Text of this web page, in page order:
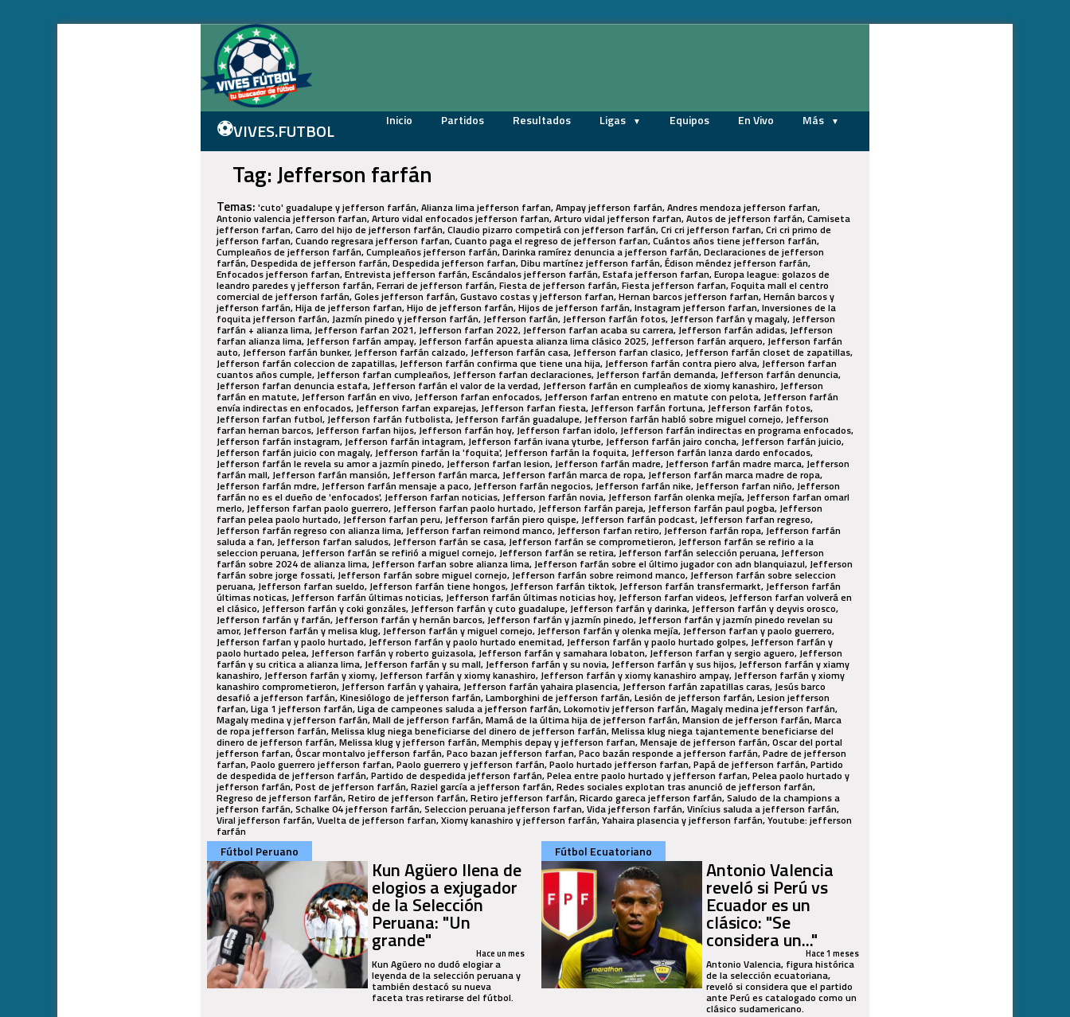
⚽VIVES.FUTBOL Inicio Partidos Resultados Ligas Equipos En Vivo Más
Tag: Jefferson farfán
Temas: 'cuto' guadalupe y jefferson farfán, Alianza lima jefferson farfan, Ampay jefferson farfán, Andres mendoza jefferson farfan,
Antonio valencia jefferson farfan, Arturo vidal enfocados jefferson farfan, Arturo vidal jefferson farfan, Autos de jefferson farfán, Camiseta
jefferson farfan, Carro del hijo de jefferson farfán, Claudio pizarro competirá con jefferson farfán, Cri cri jefferson farfan, Cri cri primo de
jefferson farfan, Cuando regresara jefferson farfan, Cuanto paga el regreso de jefferson farfan, Cuántos años tiene jefferson farfán,
Cumpleaños de jefferson farfán, Cumpleaños jefferson farfán, Darinka ramírez denuncia a jefferson farfán, Declaraciones de jefferson
farfán, Despedida de jefferson farfán, Despedida jefferson farfan, Dibu martínez jefferson farfán, Édison méndez jefferson farfán,
Enfocados jefferson farfan, Entrevista jefferson farfán, Escándalos jefferson farfán, Estafa jefferson farfan, Europa league: golazos de
leandro paredes y jefferson farfán, Ferrari de jefferson farfán, Fiesta de jefferson farfán, Fiesta jefferson farfan, Foquita mall el centro
comercial de jefferson farfán, Goles jefferson farfán, Gustavo costas y jefferson farfan, Hernan barcos jefferson farfan, Hernán barcos y
jefferson farfán, Hija de jefferson farfan, Hijo de jefferson farfán, Hijos de jefferson farfán, Instagram jefferson farfan, Inversiones de la
foquita jefferson farfán, Jazmín pinedo y jefferson farfán, Jefferson farfán, Jefferson farfán fotos, Jefferson farfán y magaly, Jefferson
farfán + alianza lima, Jefferson farfan 2021, Jefferson farfan 2022, Jefferson farfan acaba su carrera, Jefferson farfán adidas, Jefferson
farfan alianza lima, Jefferson farfán ampay, Jefferson farfán apuesta alianza lima clásico 2025, Jefferson farfán arquero, Jefferson farfán
auto, Jefferson farfán bunker, Jefferson farfán calzado, Jefferson farfán casa, Jefferson farfan clasico, Jefferson farfán closet de zapatillas,
Jefferson farfán coleccion de zapatillas, Jefferson farfán confirma que tiene una hija, Jefferson farfán contra piero alva, Jefferson farfan
cuantos años cumple, Jefferson farfan cumpleaños, Jefferson farfan declaraciones, Jefferson farfán demanda, Jefferson farfán denuncia,
Jefferson farfan denuncia estafa, Jefferson farfán el valor de la verdad, Jefferson farfán en cumpleaños de xiomy kanashiro, Jefferson
farfán en matute, Jefferson farfán en vivo, Jefferson farfan enfocados, Jefferson farfan entreno en matute con pelota, Jefferson farfán
envía indirectas en enfocados, Jefferson farfan exparejas, Jefferson farfan fiesta, Jefferson farfán fortuna, Jefferson farfán fotos,
Jefferson farfan futbol, Jefferson farfán futbolista, Jefferson farfán guadalupe, Jefferson farfán habló sobre miguel cornejo, Jefferson
farfan hernan barcos, Jefferson farfan hijos, Jefferson farfán hoy, Jefferson farfan idolo, Jefferson farfán indirectas en programa enfocados,
Jefferson farfán instagram, Jefferson farfán intagram, Jefferson farfán ivana yturbe, Jefferson farfán jairo concha, Jefferson farfán juicio,
Jefferson farfán juicio con magaly, Jefferson farfán la 'foquita', Jefferson farfán la foquita, Jefferson farfán lanza dardo enfocados,
Jefferson farfán le revela su amor a jazmín pinedo, Jefferson farfan lesion, Jefferson farfán madre, Jefferson farfán madre marca, Jefferson
farfán mall, Jefferson farfán mansión, Jefferson farfán marca, Jefferson farfán marca de ropa, Jefferson farfán marca madre de ropa,
Jefferson farfán mdre, Jefferson farfán mensaje a paco, Jefferson farfán negocios, Jefferson farfán nike, Jefferson farfan niño, Jefferson
farfán no es el dueño de 'enfocados', Jefferson farfan noticias, Jefferson farfán novia, Jefferson farfán olenka mejía, Jefferson farfan omarl
merlo, Jefferson farfan paolo guerrero, Jefferson farfan paolo hurtado, Jefferson farfán pareja, Jefferson farfán paul pogba, Jefferson
farfan pelea paolo hurtado, Jefferson farfan peru, Jefferson farfán piero quispe, Jefferson farfán podcast, Jefferson farfan regreso,
Jefferson farfán regreso con alianza lima, Jefferson farfan reimond manco, Jefferson farfan retiro, Jefferson farfán ropa, Jefferson farfán
saluda a fan, Jefferson farfan saludos, Jefferson farfán se casa, Jefferson farfán se comprometieron, Jefferson farfán se refirio a la
seleccion peruana, Jefferson farfán se refirió a miguel cornejo, Jefferson farfán se retira, Jefferson farfán selección peruana, Jefferson
farfán sobre 2024 de alianza lima, Jefferson farfan sobre alianza lima, Jefferson farfán sobre el último jugador con adn blanquiazul, Jefferson
farfán sobre jorge fossati, Jefferson farfán sobre miguel cornejo, Jefferson farfán sobre reimond manco, Jefferson farfán sobre seleccion
peruana, Jefferson farfan sueldo, Jefferson farfán tiene hongos, Jefferson farfán tiktok, Jefferson farfán transfermarkt, Jefferson farfán
últimas noticas, Jefferson farfán últimas noticias, Jefferson farfán últimas noticias hoy, Jefferson farfan videos, Jefferson farfan volverá en
el clásico, Jefferson farfán y coki gonzáles, Jefferson farfán y cuto guadalupe, Jefferson farfán y darinka, Jefferson farfán y deyvis orosco,
Jefferson farfán y farfán, Jefferson farfán y hernán barcos, Jefferson farfán y jazmín pinedo, Jefferson farfán y jazmín pinedo revelan su
amor, Jefferson farfán y melisa klug, Jefferson farfán y miguel cornejo, Jefferson farfán y olenka mejía, Jefferson farfan y paolo guerrero,
Jefferson farfan y paolo hurtado, Jefferson farfán y paolo hurtado enemitad, Jefferson farfán y paolo hurtado golpes, Jefferson farfán y
paolo hurtado pelea, Jefferson farfán y roberto guizasola, Jefferson farfán y samahara lobaton, Jefferson farfan y sergio aguero, Jefferson
farfán y su critica a alianza lima, Jefferson farfán y su mall, Jefferson farfán y su novia, Jefferson farfán y sus hijos, Jefferson farfán y xiamy
kanashiro, Jefferson farfán y xiomy, Jefferson farfán y xiomy kanashiro, Jefferson farfán y xiomy kanashiro ampay, Jefferson farfán y xiomy
kanashiro comprometieron, Jefferson farfán y yahaira, Jefferson farfán yahaira plasencia, Jefferson farfán zapatillas caras, Jesús barco
desafió a jefferson farfán, Kinesiólogo de jefferson farfán, Lamborghini de jefferson farfán, Lesión de jefferson farfán, Lesion jefferson
farfan, Liga 1 jefferson farfán, Liga de campeones saluda a jefferson farfán, Lokomotiv jefferson farfán, Magaly medina jefferson farfán,
Magaly medina y jefferson farfán, Mall de jefferson farfán, Mamá de la última hija de jefferson farfán, Mansion de jefferson farfán, Marca
de ropa jefferson farfán, Melissa klug niega beneficiarse del dinero de jefferson farfán, Melissa klug niega tajantemente beneficiarse del
dinero de jefferson farfán, Melissa klug y jefferson farfán, Memphis depay y jefferson farfan, Mensaje de jefferson farfán, Oscar del portal
jefferson farfan, Óscar montalvo jefferson farfán, Paco bazan jefferson farfan, Paco bazán responde a jefferson farfán, Padre de jefferson
farfan, Paolo guerrero jefferson farfan, Paolo guerrero y jefferson farfán, Paolo hurtado jefferson farfan, Papá de jefferson farfán, Partido
de despedida de jefferson farfán, Partido de despedida jefferson farfán, Pelea entre paolo hurtado y jefferson farfan, Pelea paolo hurtado y
jefferson farfán, Post de jefferson farfán, Raziel garcía a jefferson farfán, Redes sociales explotan tras anunció de jefferson farfán,
Regreso de jefferson farfán, Retiro de jefferson farfán, Retiro jefferson farfán, Ricardo gareca jefferson farfán, Saludo de la champions a
jefferson farfán, Schalke 04 jefferson farfán, Seleccion peruana jefferson farfan, Vida jefferson farfán, Vinícius saluda a jefferson farfán,
Viral jefferson farfán, Vuelta de jefferson farfan, Xiomy kanashiro y jefferson farfán, Yahaira plasencia y jefferson farfán, Youtube: jefferson
farfán
Fútbol Peruano
Kun Agüero llena de
elogios a exjugador
de la Selección
Peruana: "Un
grande" Hace un mes
Kun Agüero no dudó elogiar a
leyenda de la selección peruana y
también destacó su nueva
faceta tras retirarse del fútbol.
Fútbol Ecuatoriano
Antonio Valencia
reveló si Perú vs
Ecuador es un
clásico: "Se
considera un..."Hace 1 meses
Antonio Valencia, figura histórica
de la selección ecuatoriana,
reveló si considera que el partido
ante Perú es catalogado como un
clásico sudamericano.